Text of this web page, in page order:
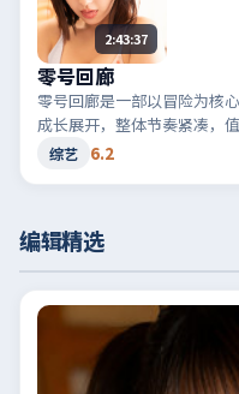
2:43:37
零号回廊
零号回廊是一部以冒险为核
成长展开，整体节奏紧凑，值
综艺 6.2
编辑精选